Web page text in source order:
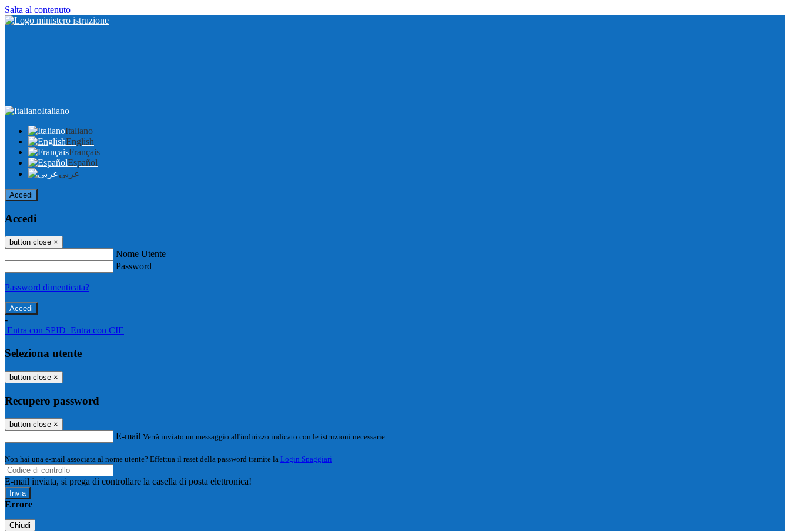
Salta al contenuto
Italiano
Italiano
English
Français
Español
عربى
Accedi
Accedi
button close ×
Nome Utente
Password
Password dimenticata?
-
Entra con SPID Entra con CIE
Seleziona utente
button close ×
Recupero password
button close ×
E-mail Verrà inviato un messaggio all'indirizzo indicato con le istruzioni necessarie.
Non hai una e-mail associata al nome utente? Effettua il reset della password tramite la Login Spaggiari
E-mail inviata, si prega di controllare la casella di posta elettronica!
Errore
Chiudi